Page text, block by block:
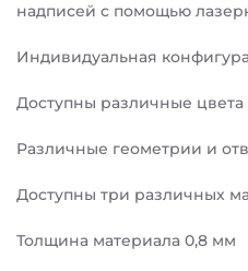
надписей с помощью
Индивидуальная
Доступны различные цвета
Различные геометрии и
Доступны три различных
Толщина материала 0,8 мм